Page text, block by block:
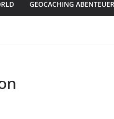
GEOCACHING ABENTEUER